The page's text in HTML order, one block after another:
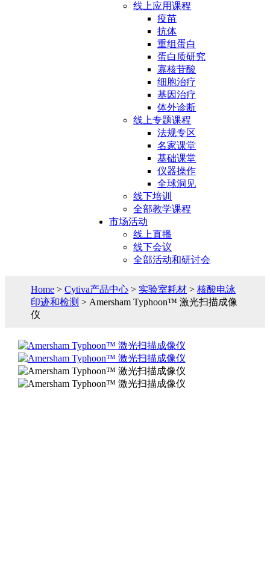
线上应用课程
疫苗
抗体
重组蛋白
蛋白质研究
寡核苷酸
细胞治疗
基因治疗
体外诊断
线上专题课程
法规专区
名家课堂
基础课堂
仪器操作
全球洞见
线下培训
全部教学课程
市场活动
线上直播
线下会议
全部活动和研讨会
Home >Cytiva产品中心 > 实验室耗材 >核酸电泳
印迹和检测 > Amersham Typhoon™ 激光扫描成像
仪